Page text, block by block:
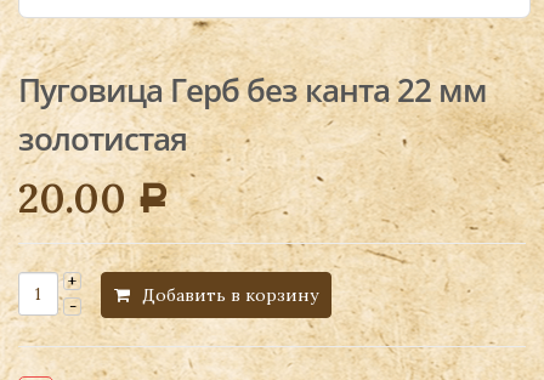
Пуговица Герб без канта 22 мм
золотистая
20.00Р
Добавить в корзину